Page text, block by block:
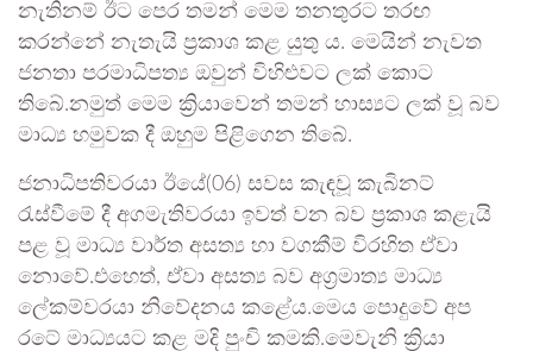
නැතිනම් ඊට පෙර තමන් මෙම තනතුරට තරඟ
කරන්නේ නැතැයි ප්‍රකාශ කළ යුතු ය. මෙයින් නැවත
ජනතා පරමාධිපත්‍ය ඔවුන් විහිළුවට ලක් කොට
තිබේ.නමුත් මෙම ක්‍රියාවෙන් තමන් හාස්‍යට ලක් වූ බව
මාධ්‍ය හමුවක දී ඔහුම පිළිගෙන තිබේ.
ජනාධිපතිවරයා ඊයේ(06) සවස කැඳවූ කැබිනට්
රැස්වීමේ දී අගමැතිවරයා ඉවත් වන බව ප්‍රකාශ කළැයි
පළ වූ මාධ්‍ය වාර්ත අසත්‍ය හා වගකීම් විරහිත ඒවා
නොවේ.එහෙත්, ඒවා අසත්‍ය බව අග්‍රමාත්‍ය මාධ්‍ය
ලේකම්වරයා නිවේදනය කළේය.මෙය පොදුවේ අප
රටේ මාධ්‍යයට කළ මදි පුංචි කමකි.මෙවැනි ක්‍රියා